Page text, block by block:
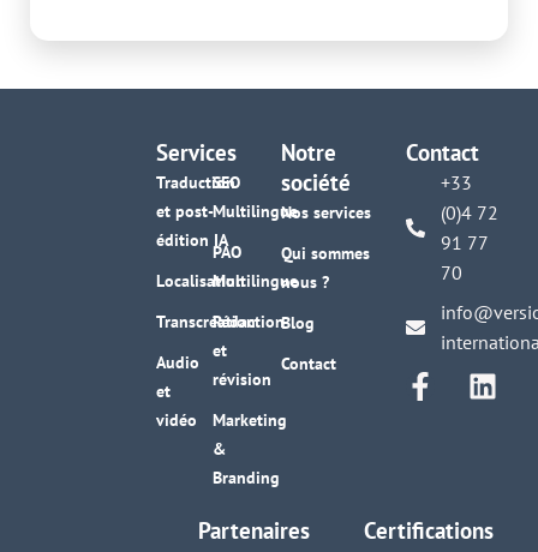
Services
Traduction
et post-
édition IA
Localisation
Transcréation
Audio
et
vidéo
SEO
Multilingue
PAO
Multilingue
Rédaction
et
révision
Marketing
&
Branding
Notre
société
Nos services
Qui sommes
nous ?
Blog
Contact
Contact
+33
(0)4 72
91 77
70
Partenaires Certifications